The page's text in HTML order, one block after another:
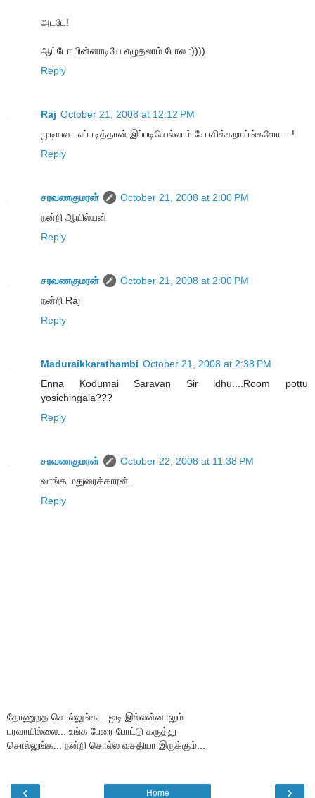
அடடே!
ஆட்டோ பின்னாடியே எழுதலாம் போல :))))
Reply
Raj October 21, 2008 at 12:12 PM
முடியல...எப்படித்தான் இப்படியெல்லாம் யோசிக்கறாய்ங்களோ....!
Reply
சரவணகுமரன்
October 21, 2008 at 2:00 PM
நன்றி ஆயில்யன்
Reply
சரவணகுமரன்
October 21, 2008 at 2:00 PM
நன்றி Raj
Reply
Maduraikkarathambi October 21, 2008 at 2:38 PM
Enna Kodumai Saravan Sir idhu....Room pottu
yosichingala???
Reply
சரவணகுமரன்
October 22, 2008 at 11:38 PM
வாங்க மதுரைக்காரன்.
Reply
தோணுறத சொல்லுங்க... ஐடி இல்லன்னாலும்
பரவாயில்லை... உங்க பேரை போட்டு கருத்து
சொல்லுங்க... நன்றி சொல்ல வசதியா இருக்கும்...
‹ ›
Home